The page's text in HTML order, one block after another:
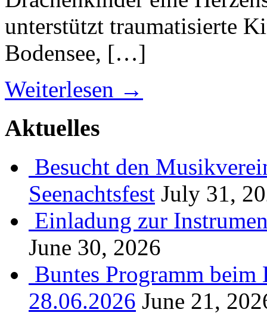
unterstützt traumatisierte
Bodensee, […]
Weiterlesen →
Aktuelles
Besucht den
Seenachtsfest July 31,
Einladung zur
June 30, 2026
Buntes Programm
28.06.2026 June 21,